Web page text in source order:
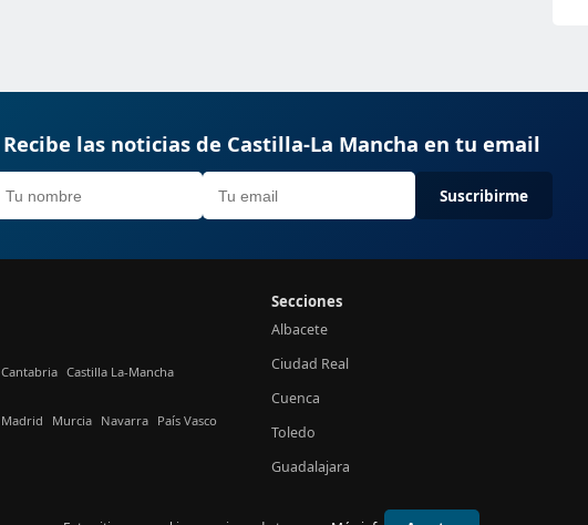
Recibe las noticias de Castilla-La Mancha en tu email
Suscribirme
Cantabria Castilla La-Mancha
Madrid Murcia Navarra País Vasco
Secciones
Albacete
Ciudad Real
Cuenca
Toledo
Guadalajara